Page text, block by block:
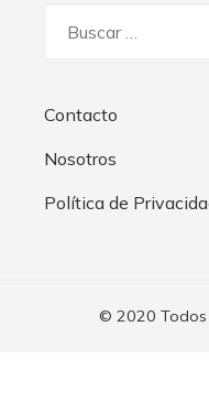
Contacto
Nosotros
Política de
© 2020 Todos